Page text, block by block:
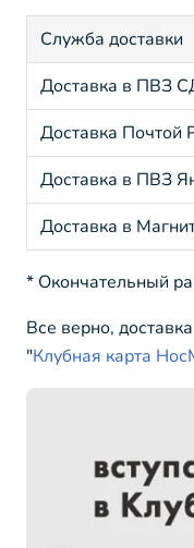
Служба доставки
Доставка в ПВЗ
Доставка Почтой
Доставка в ПВЗ
Доставка в
* Окончательный
Все верно,
"Клубная карта